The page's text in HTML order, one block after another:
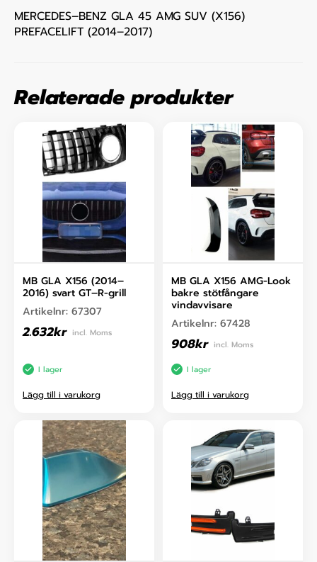
MERCEDES–BENZ GLA 45 AMG SUV (X156)
PREFACELIFT (2014–2017)
Relaterade produkter
MB GLA X156 (2014–
2016) svart GT–R-grill
Artikelnr: 67307
2.632kr incl. Moms
I lager
Lägg till i varukorg
MB GLA X156 AMG-Look
bakre stötfångare
vindavvisare
Artikelnr: 67428
908kr incl. Moms
I lager
Lägg till i varukorg